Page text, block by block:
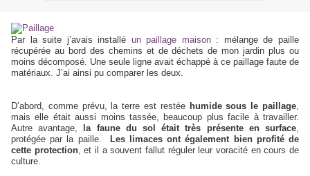
Par la suite j’avais installé un paillage maison: mélange de paille
récupérée au bord des chemins et de déchets de mon jardin plus ou
moins décomposé. Une seule ligne avait échappé à ce paillage faute de
matériaux. J’ai ainsi pu comparer les deux.
D’abord, comme prévu, la terre est restée humide sous le paillage,
mais elle était aussi moins tassée, beaucoup plus facile à travailler.
Autre avantage, la faune du sol était très présente en surface,
protégée par la paille.
Les limaces ont également bien profité de
cette protection, et il a souvent fallut réguler leur voracité en cours de
culture.